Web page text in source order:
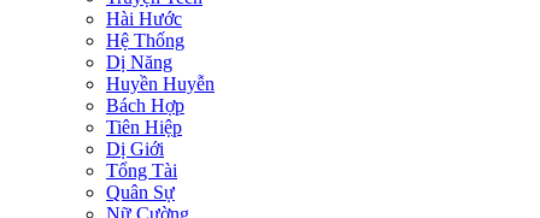
Hài Hước
Hệ Thống
Dị Năng
Huyền Huyễn
Bách Hợp
Tiên Hiệp
Dị Giới
Tổng Tài
Quân Sự